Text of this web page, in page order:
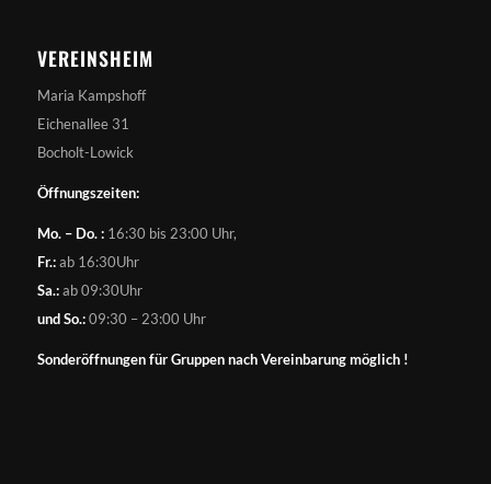
VEREINSHEIM
Maria Kampshoff
Eichenallee 31
Bocholt-Lowick
Öffnungszeiten:
Mo. – Do. :16:30 bis 23:00 Uhr,
Fr.:ab 16:30Uhr
Sa.:ab 09:30Uhr
und So.:09:30 – 23:00 Uhr
Sonderöffnungen für Gruppen nach Vereinbarung möglich !